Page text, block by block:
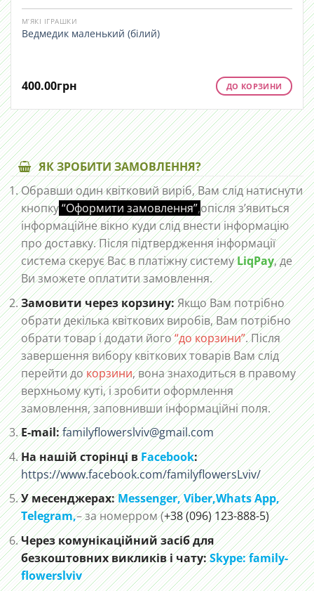
М’ЯКІ ІГРАШКИ
Ведмедик маленький (білий)
400.00грн ДО КОРЗИНИ
ЯК ЗРОБИТИ ЗАМОВЛЕННЯ?
Обравши один квітковий виріб, Вам слід натиснути
кнопку“Оформити замовлення”,опісля з’явиться
інформаційне вікно куди слід внести інформацію
про доставку. Після підтвердження інформації
система скерує Вас в платіжну системуLiqPay, де
Ви зможете оплатити замовлення.
Замовити через корзину:Якщо Вам потрібно
обрати декілька квіткових виробів, Вам потрібно
обрати товар і додати його“до корзини”. Після
завершення вибору квіткових товарів Вам слід
перейти докорзини, вона знаходиться в правому
верхньому куті, і зробити оформлення
замовлення, заповнивши інформаційні поля.
E-mail:familyflowerslviv@gmail.com
На нашій сторінці вFacebook:
https://www.facebook.com/familyflowersLviv/
У месенджерах:Messenger,Viber,Whats App,
Telegram,– за номерром (+38 (096) 123-888-5)
Через комунікаційний засіб для
безкоштовних викликів і чату:Skype: family-
flowerslviv